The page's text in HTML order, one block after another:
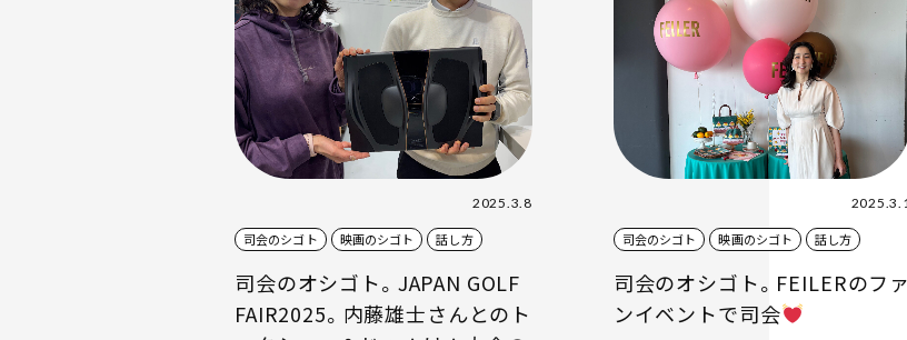
司会のシゴト 映画のシゴト 話し方
2025.3.8
司会のオシゴト。JAPAN GOLF
FAIR2025。内藤雄士さんとのト
司会のシゴト 映画のシゴト 話し方
2025.3.1
司会のオシゴト。FEILERのファ
ンイベントで司会